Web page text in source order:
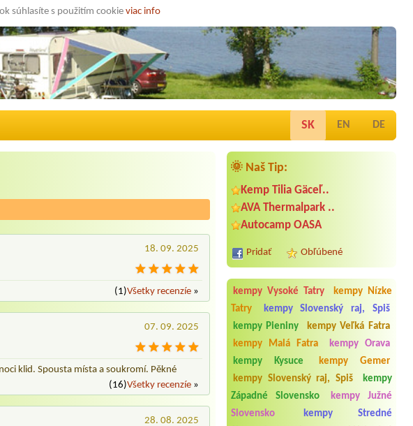
súhlasíte s použitím cookie viac info
SK EN DE
🌞 Naš Tip:
Kemp Tilia Gäceľ..
AVA Thermalpark ..
Autocamp OASA
Pridať Obľúbené
kempy Vysoké Tatry
kempy Nízke
Tatry
kempy Slovenský raj, Spiš
kempy Pieniny
kempy Veľká Fatra
kempy Malá Fatra
kempy Orava
kempy Kysuce
kempy Gemer
kempy Slovenský raj, Spiš
kempy
Západné Slovensko
kempy Južné
Slovensko
kempy Stredné
18. 09. 2025
(1)Všetky recenzíe»
07. 09. 2025
klid. Spousta místa a soukromí. Pěkné
(16)Všetky recenzíe»
28. 08. 2025